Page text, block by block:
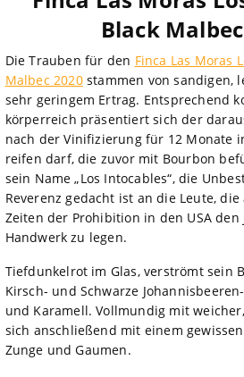
Black
Die Trauben für den Finca Las Moras
Malbec 2020stammen von sandigen,
sehr geringem Ertrag. Entsprechend
körperreich präsentiert sich der
nach der Vinifizierung für 12 Monate
reifen darf, die zuvor mit Bourbon
sein Name „Los Intocables“, die
Reverenz gedacht ist an die Leute,
Zeiten der Prohibition in den USA den
Handwerk zu legen.
Tiefdunkelrot im Glas, verströmt sein
Kirsch- und Schwarze
und Karamell. Vollmundig mit
sich anschließend mit einem
Zunge und Gaumen.